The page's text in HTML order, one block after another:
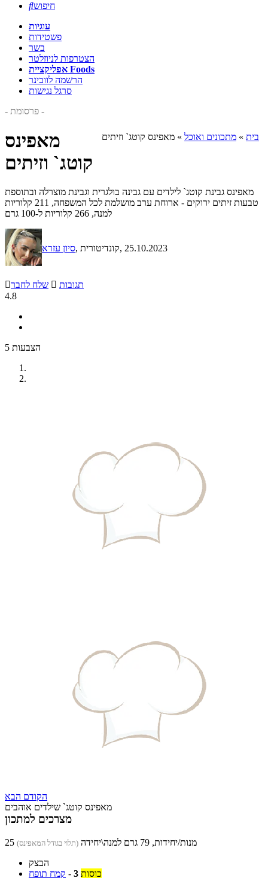
חיפוש
עוגיות
פשטידות
בשר
הצטרפות לניוזלטר
אפליקציית Foods
הרשמה לוובינר
סרגל נגישות
- פרסומת -
בית » מתכונים ואוכל » מאפינס קוטג` וזיתים
מאפינס
קוטג` וזיתים
מאפינס גבינת קוטג` לילדים עם גבינה בולגרית וגבינת מוצרלה ובתוספת
טבעות זיתים ירוקים - ארוחת ערב מושלמת לכל המשפחה, 211 קלוריות
למנה, 266 קלוריות ל-100 גרם
סיון עזרא , קונדיטורית, 25.10.2023
שלח לחבר  תגובות
4.8
5 הצבעות
הקודם הבא
מאפינס קוטג` שילדים אוהבים
מצרכים למתכון
25 מנות/יחידות, 79 גרם למנה\יחידה (תלוי בגודל המאפינס)
הבצק
קמח תופח - 3 כוסות